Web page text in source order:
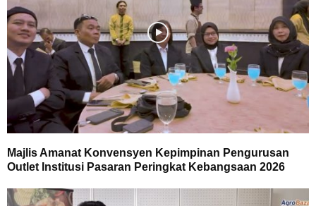
Majlis Amanat Konvensyen Kepimpinan Pengurusan
Outlet Institusi Pasaran Peringkat Kebangsaan 2026